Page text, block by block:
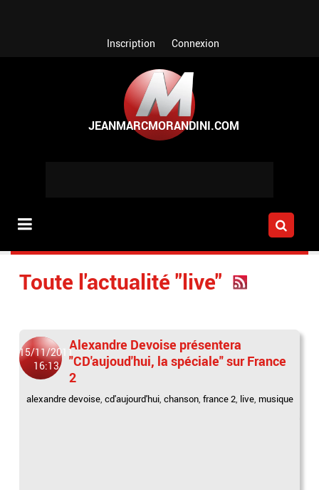
Inscription Connexion
Toute l'actualité "live"
15/11/2011
16:13
Alexandre Devoise présentera
"CD'aujoud'hui, la spéciale" sur France
2
alexandre devoise,cd'aujourd'hui,chanson,france 2, live, musique